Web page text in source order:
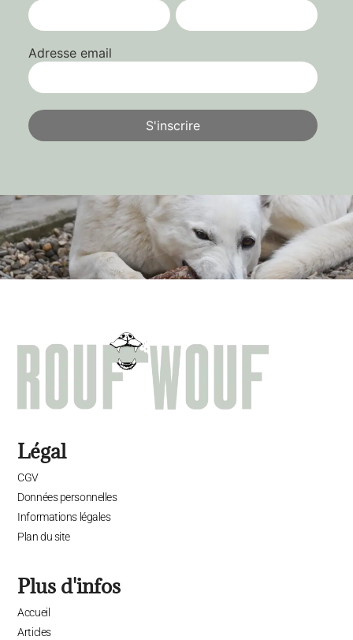
Adresse email
Légal
CGV
Données personnelles
Informations légales
Plan du site
Plus d'infos
Accueil
Articles